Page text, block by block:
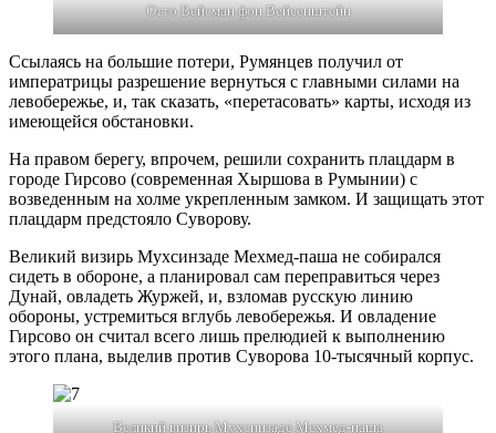
Отто Вейсман фон Вейсенштейн
Ссылаясь на большие потери, Румянцев получил от
императрицы разрешение вернуться с главными силами на
левобережье, и, так сказать, «перетасовать» карты, исходя из
имеющейся обстановки.
На правом берегу, впрочем, решили сохранить плацдарм в
городе Гирсово (современная Хыршова в Румынии) с
возведенным на холме укрепленным замком. И защищать этот
плацдарм предстояло Суворову.
Великий визирь Мухсинзаде Мехмед-паша не собирался
сидеть в обороне, а планировал сам переправиться через
Дунай, овладеть Журжей, и, взломав русскую линию
обороны, устремиться вглубь левобережья. И овладение
Гирсово он считал всего лишь прелюдией к выполнению
этого плана, выделив против Суворова 10-тысячный корпус.
Великий визирь Мухсинзаде Мехмед-паша